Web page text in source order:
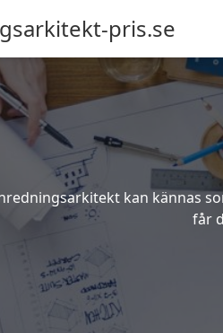
pris.se
kan kännas
får